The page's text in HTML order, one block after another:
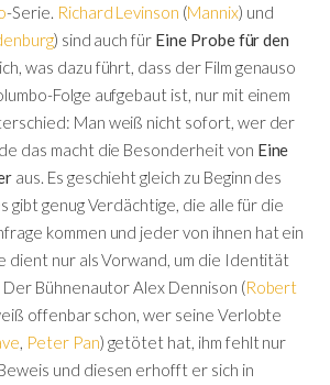
-Serie. Richard Levinson (Mannix) und
) sind auch für Eine Probe für den
was dazu führt, dass der Film genauso
Folge aufgebaut ist, nur mit einem
Man weiß nicht sofort, wer der
das macht die Besonderheit von Eine
aus. Es geschieht gleich zu Beginn des
gibt genug Verdächtige, die alle für die
kommen und jeder von ihnen hat ein
dient nur als Vorwand, um die Identität
Bühnenautor Alex Dennison (Robert
offenbar schon, wer seine Verlobte
Peter Pan) getötet hat, ihm fehlt nur
und diesen erhofft er sich in